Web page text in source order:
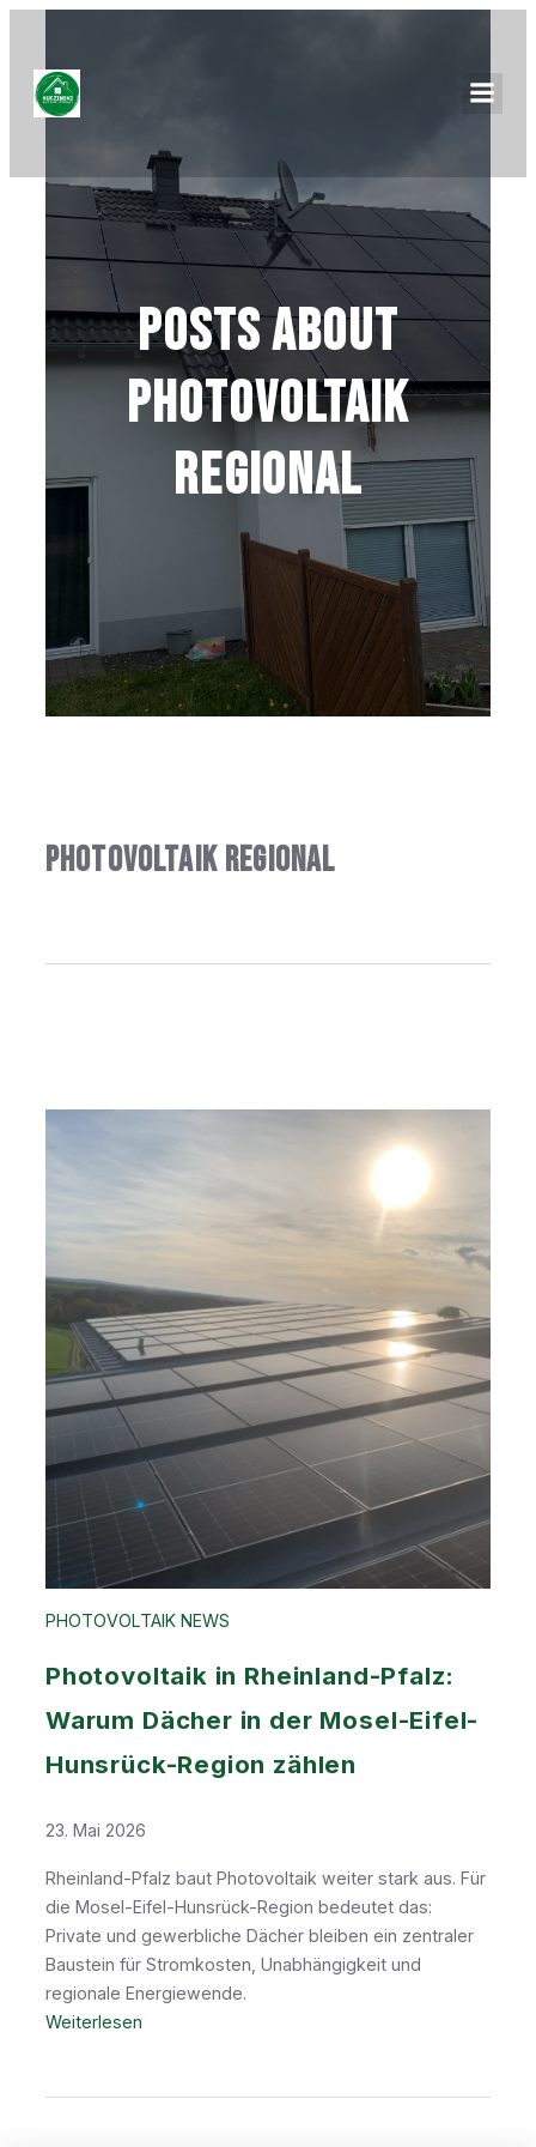
Posts about
Photovoltaik
regional
Photovoltaik regional
PHOTOVOLTAIK NEWS
Photovoltaik in Rheinland-Pfalz:
Warum Dächer in der Mosel-Eifel-
Hunsrück-Region zählen
23. Mai 2026
Rheinland-Pfalz baut Photovoltaik weiter stark aus. Für
die Mosel-Eifel-Hunsrück-Region bedeutet das:
Private und gewerbliche Dächer bleiben ein zentraler
Baustein für Stromkosten, Unabhängigkeit und
regionale Energiewende.
Weiterlesen